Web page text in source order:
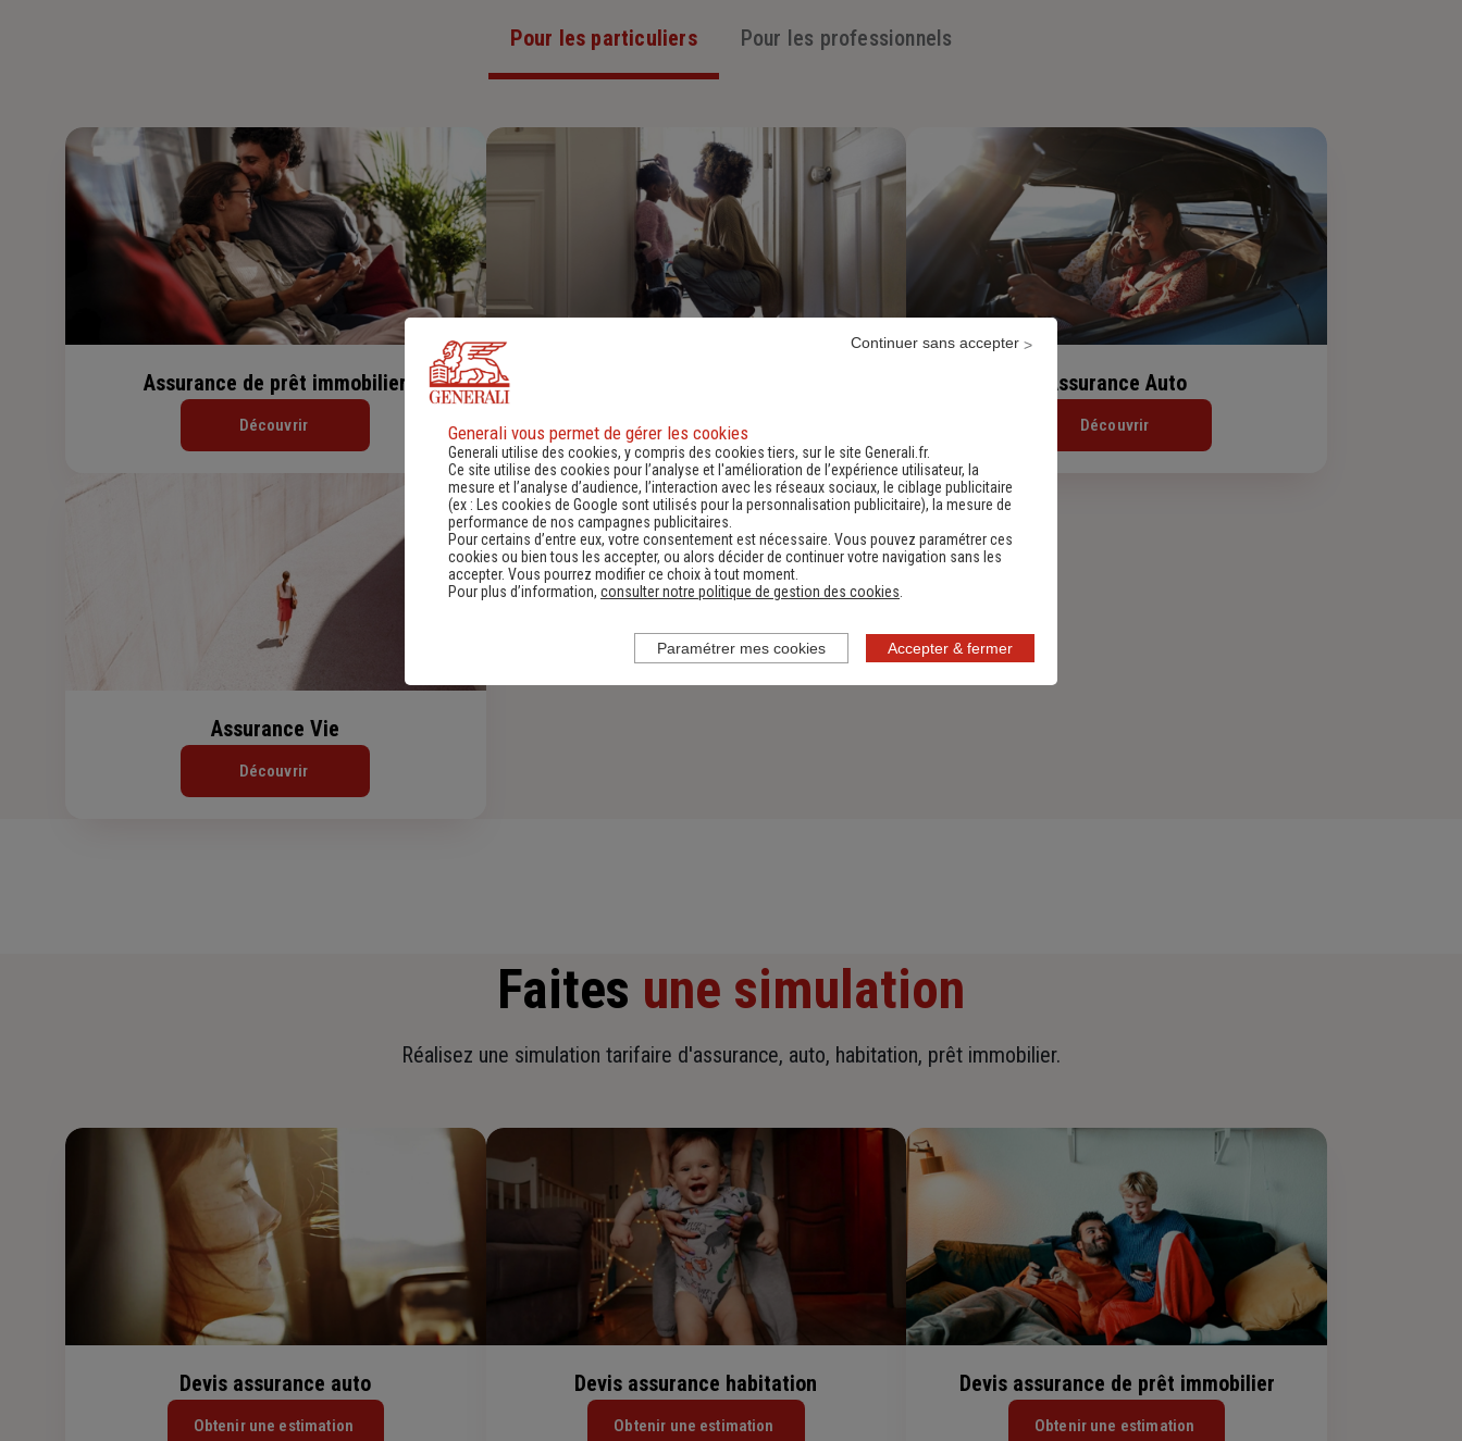
Pour les particuliers Pour les professionnels
Assurance de prêt immobilier
Découvrir Découvrir
Assurance Auto
Découvrir
Assurance Vie
Découvrir
Faites une simulation
Réalisez une simulation tarifaire d'assurance, auto, habitation, prêt immobilier.
Devis assurance auto
Obtenir une estimation
Devis assurance habitation
Obtenir une estimation
Devis assurance de prêt immobilier
Obtenir une estimation
Generali vous permet de gérer les cookies
Generali utilise des cookies, y compris des cookies tiers, sur le site Generali.fr.
Ce site utilise des cookies pour l’analyse et l'amélioration de l’expérience utilisateur, la
mesure et l’analyse d’audience, l’interaction avec les réseaux sociaux, le ciblage publicitaire
(ex :
Les cookies de Google sont utilisés pour la personnalisation publicitaire), la mesure de
performance de nos campagnes publicitaires.
Pour certains d’entre eux, votre consentement est nécessaire. Vous pouvez paramétrer ces
cookies ou bien tous les accepter, ou alors décider de continuer votre navigation sans les
accepter. Vous pourrez modifier ce choix à tout moment.
Pour plus d’information, consulter notre politique de gestion des cookies
Accepter & fermer
Continuer sans accepter
Paramétrer mes cookies